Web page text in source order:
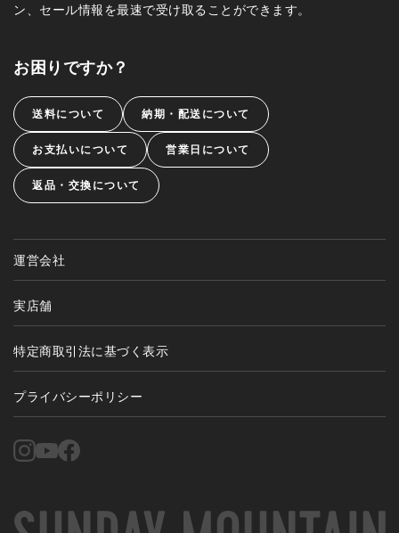
ン、セール情報を最速で受け取ることができます。
お困りですか？
送料について 納期・配送について
お支払いについて 営業日について
返品・交換について
運営会社
実店舗
特定商取引法に基づく表示
プライバシーポリシー